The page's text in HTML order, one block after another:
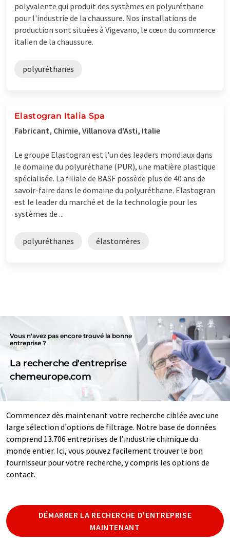
polyvalente qui produit des systèmes en polyuréthane
pour l'industrie de la chaussure. Nos installations de
production sont situées à Vigevano, le cœur du commerce
italien de la chaussure.
polyuréthanes
Elastogran Italia Spa
Fabricant, Chimie, Villanova d'Asti, Italie
Le groupe Elastogran est l'un des leaders mondiaux dans
le domaine du polyuréthane (PUR), une matière plastique
spécialisée. La filiale de BASF possède plus de 40 ans de
savoir-faire dans le domaine du polyuréthane. Elastogran
est le leader du marché et de la technologie pour les
systèmes de ...
polyuréthanes élastomères
Vous n'avez pas encore trouvé la bonne
entreprise ?
La recherche d'entreprise
chemeurope.com
Commencez dès maintenant votre recherche ciblée avec une
large sélection d'options de filtrage. Notre base de données
comprend 13.706 entreprises de l’industrie chimique du
monde entier. Ici, vous pouvez facilement trouver le bon
fournisseur pour votre recherche, y compris les options de
contact.
DÉMARRER LA RECHERCHE D'ENTREPRISE
MAINTENANT